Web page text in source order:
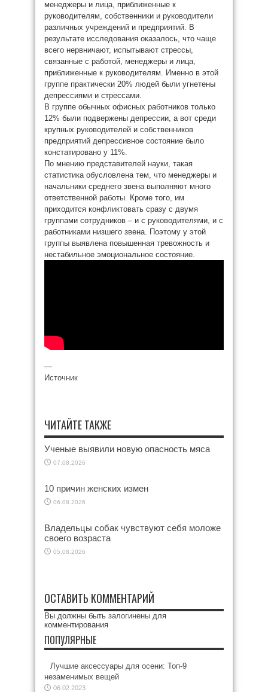
менеджеры и лица, приближенные к
руководителям, собственники и руководители
различных учреждений и предприятий. В
результате исследования оказалось, что чаще
всего нервничают, испытывают стрессы,
связанные с работой, менеджеры и лица,
приближенные к руководителям. Именно в этой
группе практически 20% людей были угнетены
депрессиями и стрессами.
В группе обычных офисных работников только
12% были подвержены депрессии, а вот среди
крупных руководителей и собственников
предприятий депрессивное состояние было
констатировано у 11%.
По мнению представителей науки, такая
статистика обусловлена тем, что менеджеры и
начальники среднего звена выполняют много
ответственной работы. Кроме того, им
приходится конфликтовать сразу с двумя
группами сотрудников – и с руководителями, и с
работниками низшего звена. Поэтому у этой
группы выявлена повышенная тревожность и
нестабильное эмоциональное состояние.
—
Источник
ЧИТАЙТЕ ТАКЖЕ
Ученые выявили новую опасность мяса
07.08.2026
10 причин женских измен
06.08.2026
Владельцы собак чувствуют себя моложе
своего возраста
05.08.2026
ОСТАВИТЬ КОММЕНТАРИЙ
Вы должны быть залогинены для
комментирования
ПОПУЛЯРНЫЕ
Лучшие аксессуары для осени: Топ-9
незаменимых вещей
06.02.2023